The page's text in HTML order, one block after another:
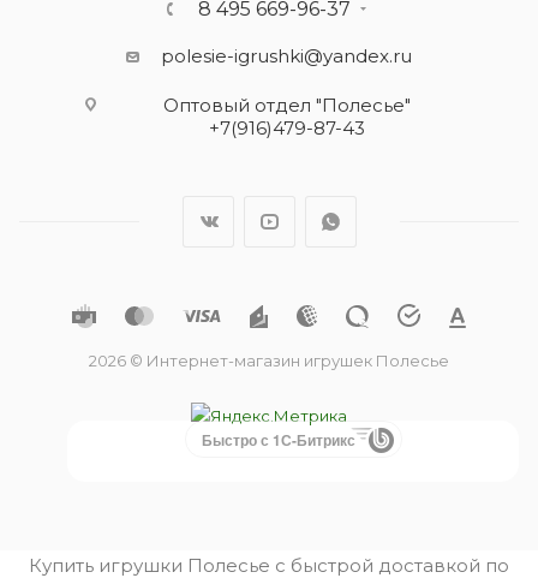
8 495 669-96-37
polesie-igrushki@yandex.ru
Оптовый отдел "Полесье"
+7(916)479-87-43
2026 © Интернет-магазин игрушек Полесье
Быстро с 1С-Битрикс
Купить игрушки Полесье с быстрой доставкой по